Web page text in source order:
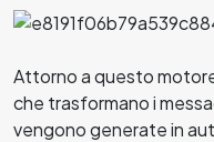
Attorno a questo
che trasformano i
vengono generate in